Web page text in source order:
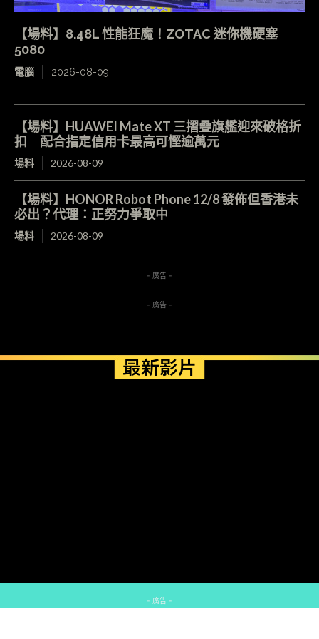
【場料】8.48L 性能狂魔！ZOTAC 迷你機硬塞
5080
電腦 2026-08-09
【場料】HUAWEI Mate XT 三摺疊旗艦迎來破格折
扣 配合指定信用卡最高可慳逾萬元
場料 2026-08-09
【場料】HONOR Robot Phone 12/8 發佈但香港未
必出？代理：正努力爭取中
場料 2026-08-09
- 廣告 -
- 廣告 -
最新影片
- 廣告 -